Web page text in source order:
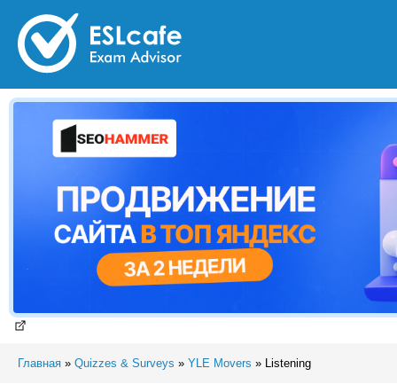
Главная » Quizzes & Surveys » YLE Movers » Listening